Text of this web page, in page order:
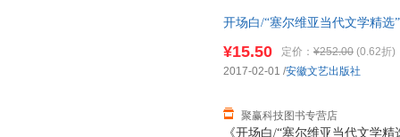
开场白/“塞尔维亚当代文学精
电子发票！
《开场白/“塞尔维亚当代文学
¥15.50 定价： ¥252.00 (0.62折)
聚赢科技图书专营店
2017-02-01 /安徽文艺出版社